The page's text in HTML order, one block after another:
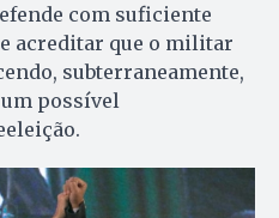
com suficiente
acreditar que o militar
subterraneamente,
possível